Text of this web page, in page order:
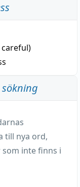
till nya ord,
inte finns i